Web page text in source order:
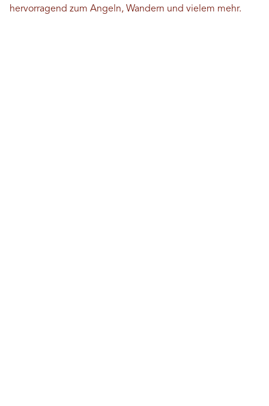
hervorragend zum Angeln, Wandern und vielem mehr.